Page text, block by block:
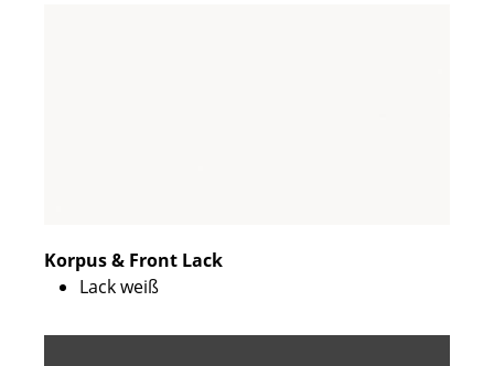
Korpus & Front Lack
Lack weiß